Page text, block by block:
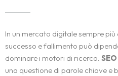
In un mercato digitale sempre
successo e fallimento può
dominare i motori di ricerca.
una questione di parole chiave e